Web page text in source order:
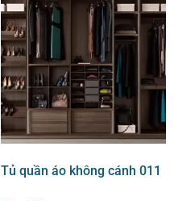
Tủ quần áo không cánh 011